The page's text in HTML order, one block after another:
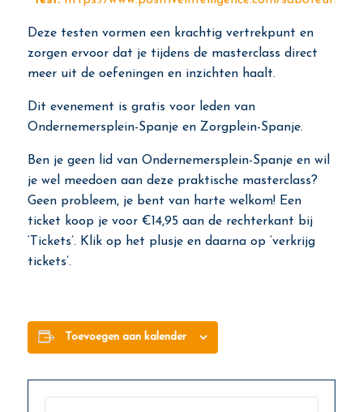
Deze testen vormen een krachtig vertrekpunt en
zorgen ervoor dat je tijdens de masterclass direct
meer uit de oefeningen en inzichten haalt.
Dit evenement is gratis voor leden van
Ondernemersplein-Spanje en Zorgplein-Spanje.
Ben je geen lid van Ondernemersplein-Spanje en wil
je wel meedoen aan deze praktische masterclass?
Geen probleem, je bent van harte welkom! Een
ticket koop je voor €14,95 aan de rechterkant bij
‘Tickets’. Klik op het plusje en daarna op ‘verkrijg
tickets’.
Toevoegen aan kalender